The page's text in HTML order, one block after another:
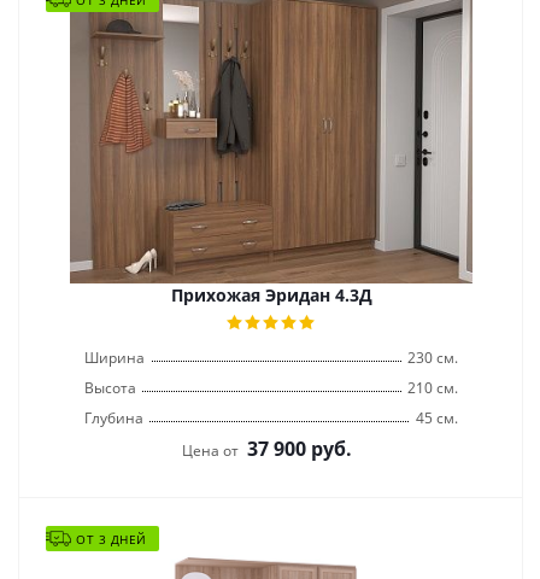
Прихожая Эридан 4.3Д
Ширина
230 см.
Высота
210 см.
Глубина
45 см.
Цена от 37 900 руб.
ОТ 3 ДНЕЙ